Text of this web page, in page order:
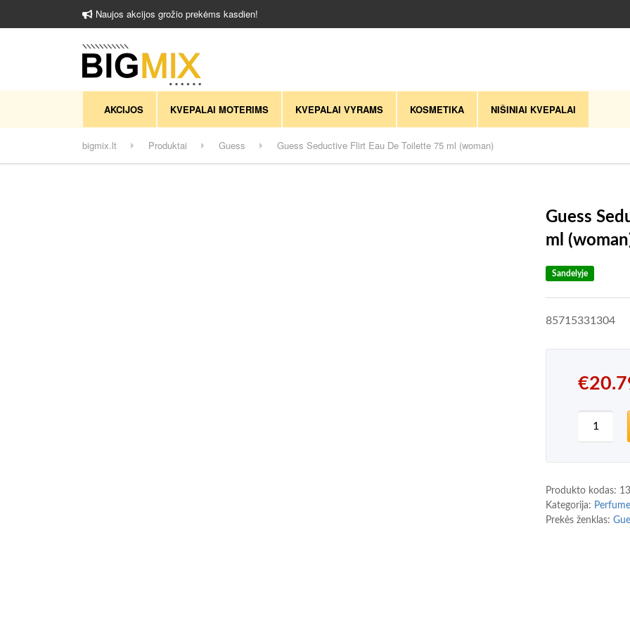
Naujos akcijos grožio prekėms kasdien!
AKCIJOS KVEPALAI MOTERIMS KVEPALAI VYRAMS KOSMETIKA NIŠINIAI KVEPALAI
bigmix.lt Produktai Guess Guess Seductive Flirt Eau De Toilette 75 ml (woman)
Guess
ml
Sandelyje
85715331304
€
Produkto kodas:
Kategorija:
Prekės ženklas: